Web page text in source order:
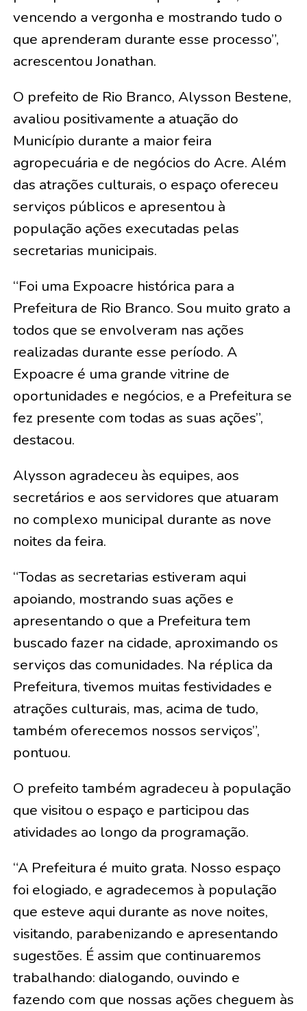
vencendo a vergonha e mostrando tudo o
que aprenderam durante esse processo”,
acrescentou Jonathan.
O prefeito de Rio Branco, Alysson Bestene,
avaliou positivamente a atuação do
Município durante a maior feira
agropecuária e de negócios do Acre. Além
das atrações culturais, o espaço ofereceu
serviços públicos e apresentou à
população ações executadas pelas
secretarias municipais.
“Foi uma Expoacre histórica para a
Prefeitura de Rio Branco. Sou muito grato a
todos que se envolveram nas ações
realizadas durante esse período. A
Expoacre é uma grande vitrine de
oportunidades e negócios, e a Prefeitura se
fez presente com todas as suas ações”,
destacou.
Alysson agradeceu às equipes, aos
secretários e aos servidores que atuaram
no complexo municipal durante as nove
noites da feira.
“Todas as secretarias estiveram aqui
apoiando, mostrando suas ações e
apresentando o que a Prefeitura tem
buscado fazer na cidade, aproximando os
serviços das comunidades. Na réplica da
Prefeitura, tivemos muitas festividades e
atrações culturais, mas, acima de tudo,
também oferecemos nossos serviços”,
pontuou.
O prefeito também agradeceu à população
que visitou o espaço e participou das
atividades ao longo da programação.
“A Prefeitura é muito grata. Nosso espaço
foi elogiado, e agradecemos à população
que esteve aqui durante as nove noites,
visitando, parabenizando e apresentando
sugestões. É assim que continuaremos
trabalhando: dialogando, ouvindo e
fazendo com que nossas ações cheguem às